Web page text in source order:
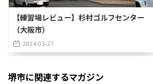
【練習場レビュー】杉村ゴルフセンター
（大阪市）
2024-03-27
堺市に関連するマガジン